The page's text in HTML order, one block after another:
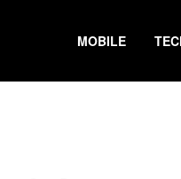
MOBILE